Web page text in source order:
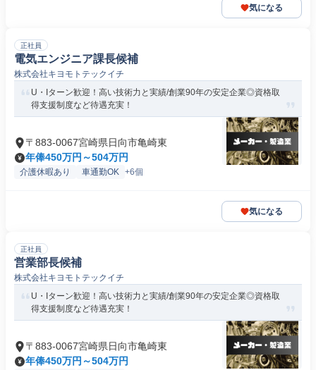
気になる
正社員
電気エンジニア課長候補
株式会社キヨモトテックイチ
U・Iターン歓迎！高い技術力と実績/創業90年の安定企業◎資格取
得支援制度など待遇充実！
〒883-0067宮崎県日向市亀崎東
年俸450万円～504万円
介護休暇あり 車通勤OK +6個
気になる
正社員
営業部長候補
株式会社キヨモトテックイチ
U・Iターン歓迎！高い技術力と実績/創業90年の安定企業◎資格取
得支援制度など待遇充実！
〒883-0067宮崎県日向市亀崎東
年俸450万円～504万円